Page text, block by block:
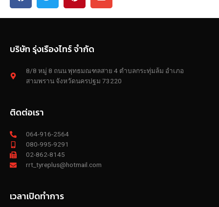
บริษัท รุ่งเรืองไทร์ จำกัด
8/8 หมู่ 8 ถนน พุทธมณฑลสาย 4 ตำบลกระทุ่มล้ม อำเภอ
สามพราน จังหวัดนครปฐม 73220
ติดต่อเรา
064-916-2564
080-995-9291
02-862-8145
rrt_tyreplus@hotmail.com
เวลาเปิดทำการ